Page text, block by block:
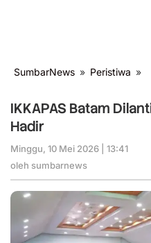
SumbarNews » Peristiwa »
IKKAPAS Batam
Hadir
Minggu, 10 Mei 2026 | 13:41
oleh sumbarnews